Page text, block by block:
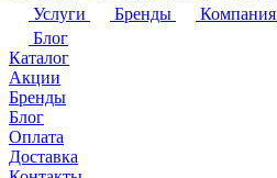
Услуги
Бренды Компания
Блог
Каталог
Акции
Бренды
Блог
Оплата
Доставка